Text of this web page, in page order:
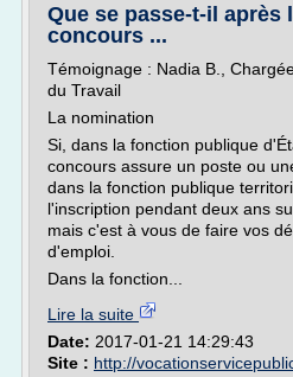
Que se passe-t-il après
concours ...
Témoignage : Nadia B.,
du Travail
La nomination
Si, dans la fonction publique
concours assure un poste ou
dans la fonction publique
l'inscription pendant deux ans
mais c'est à vous de faire vos
d'emploi.
Dans la fonction...
Lire la suite
Date: 2017-01-21 14:29:43
Site : http://